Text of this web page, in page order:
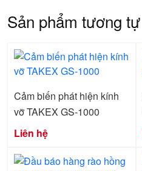
Sản phẩm tương tự
Cảm biến phát hiện kính
vỡ TAKEX GS-1000
Liên hệ